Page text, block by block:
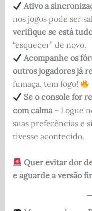
Ativo a
nos jogos pode ser
verifique se está
“esquecer” de novo.
Acompanhe os
outros jogadores já
fumaça, tem fogo!
Se o console for
com calma– Logue
suas preferências e
tivesse acontecido.
Quer evitar dor
e aguarde a versão